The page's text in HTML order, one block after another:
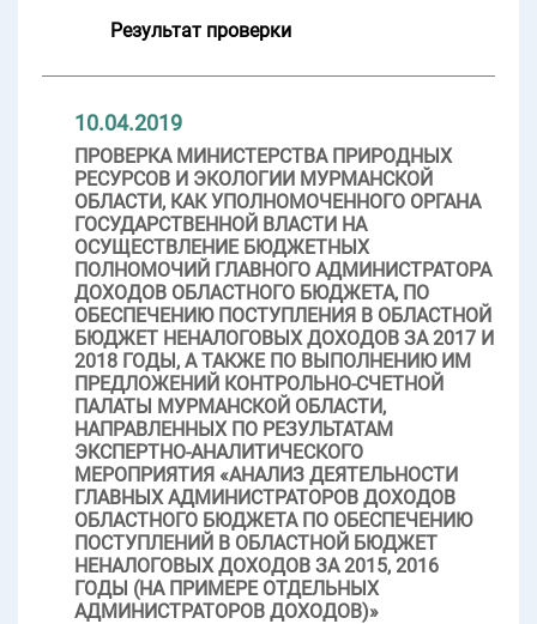
Результат проверки
10.04.2019
ПРОВЕРКА МИНИСТЕРСТВА ПРИРОДНЫХ
РЕСУРСОВ И ЭКОЛОГИИ МУРМАНСКОЙ
ОБЛАСТИ, КАК УПОЛНОМОЧЕННОГО ОРГАНА
ГОСУДАРСТВЕННОЙ ВЛАСТИ НА
ОСУЩЕСТВЛЕНИЕ БЮДЖЕТНЫХ
ПОЛНОМОЧИЙ ГЛАВНОГО АДМИНИСТРАТОРА
ДОХОДОВ ОБЛАСТНОГО БЮДЖЕТА, ПО
ОБЕСПЕЧЕНИЮ ПОСТУПЛЕНИЯ В ОБЛАСТНОЙ
БЮДЖЕТ НЕНАЛОГОВЫХ ДОХОДОВ ЗА 2017 И
2018 ГОДЫ, А ТАКЖЕ ПО ВЫПОЛНЕНИЮ ИМ
ПРЕДЛОЖЕНИЙ КОНТРОЛЬНО-СЧЕТНОЙ
ПАЛАТЫ МУРМАНСКОЙ ОБЛАСТИ,
НАПРАВЛЕННЫХ ПО РЕЗУЛЬТАТАМ
ЭКСПЕРТНО-АНАЛИТИЧЕСКОГО
МЕРОПРИЯТИЯ «АНАЛИЗ ДЕЯТЕЛЬНОСТИ
ГЛАВНЫХ АДМИНИСТРАТОРОВ ДОХОДОВ
ОБЛАСТНОГО БЮДЖЕТА ПО ОБЕСПЕЧЕНИЮ
ПОСТУПЛЕНИЙ В ОБЛАСТНОЙ БЮДЖЕТ
НЕНАЛОГОВЫХ ДОХОДОВ ЗА 2015, 2016
ГОДЫ (НА ПРИМЕРЕ ОТДЕЛЬНЫХ
АДМИНИСТРАТОРОВ ДОХОДОВ)»